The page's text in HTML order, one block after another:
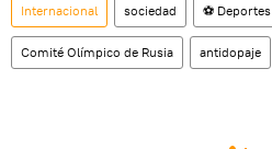
Internacional sociedad ⚽ Deportes
Comité Olímpico de Rusia antidopaje